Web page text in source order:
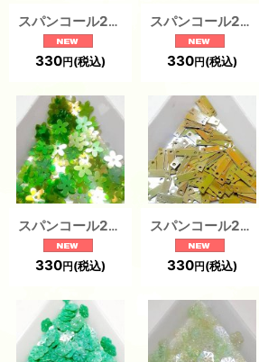
スパンコール2285 平ウェーブ6mm グリーン1g
330円 (税込)
スパンコール2284 平ウェーブ6mm グリーン1g
330円 (税込)
スパンコール2443 デイジー7mm グリーン1g
330円 (税込)
スパンコール2300 長方形9×2 グリーン1g
330円 (税込)